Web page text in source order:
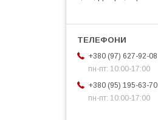
+380 (97) 627-92-08
пн-пт: 10:00-17:00
+380 (95) 195-63-70
пн-пт: 10:00-17:00